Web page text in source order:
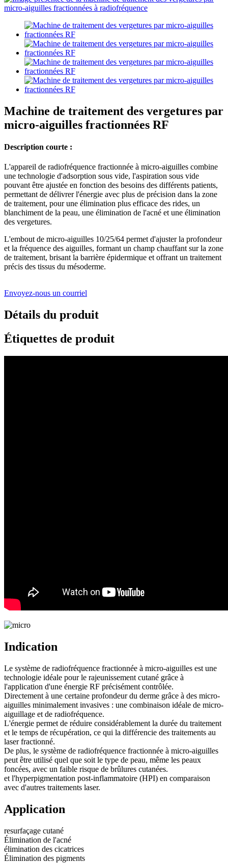
Machine de traitement des vergetures par
micro-aiguilles fractionnées RF
Description courte :
L'appareil de radiofréquence fractionnée à micro-aiguilles combine
une technologie d'adsorption sous vide, l'aspiration sous vide
pouvant être ajustée en fonction des besoins des différents patients,
permettant de délivrer l'énergie avec plus de précision dans la zone
de traitement, pour une élimination plus efficace des rides, un
blanchiment de la peau, une élimination de l'acné et une élimination
des vergetures.
L'embout de micro-aiguilles 10/25/64 permet d'ajuster la profondeur
et la fréquence des aiguilles, formant un champ chauffant sur la zone
de traitement, brisant la barrière épidermique et offrant un traitement
précis des tissus du mésoderme.
Envoyez-nous un courriel
Détails du produit
Étiquettes de produit
Indication
Le système de radiofréquence fractionnée à micro-aiguilles est une
technologie idéale pour le rajeunissement cutané grâce à
l'application d'une énergie RF précisément contrôlée.
Directement à une certaine profondeur du derme grâce à des micro-
aiguilles minimalement invasives : une combinaison idéale de micro-
aiguillage et de radiofréquence.
L'énergie permet de réduire considérablement la durée du traitement
et le temps de récupération, ce qui la différencie des traitements au
laser fractionné.
De plus, le système de radiofréquence fractionnée à micro-aiguilles
peut être utilisé quel que soit le type de peau, même les peaux
foncées, avec un faible risque de brûlures cutanées.
et l'hyperpigmentation post-inflammatoire (HPI) en comparaison
avec d'autres traitements laser.
Application
resurfaçage cutané
Élimination de l'acné
élimination des cicatrices
Élimination des pigments